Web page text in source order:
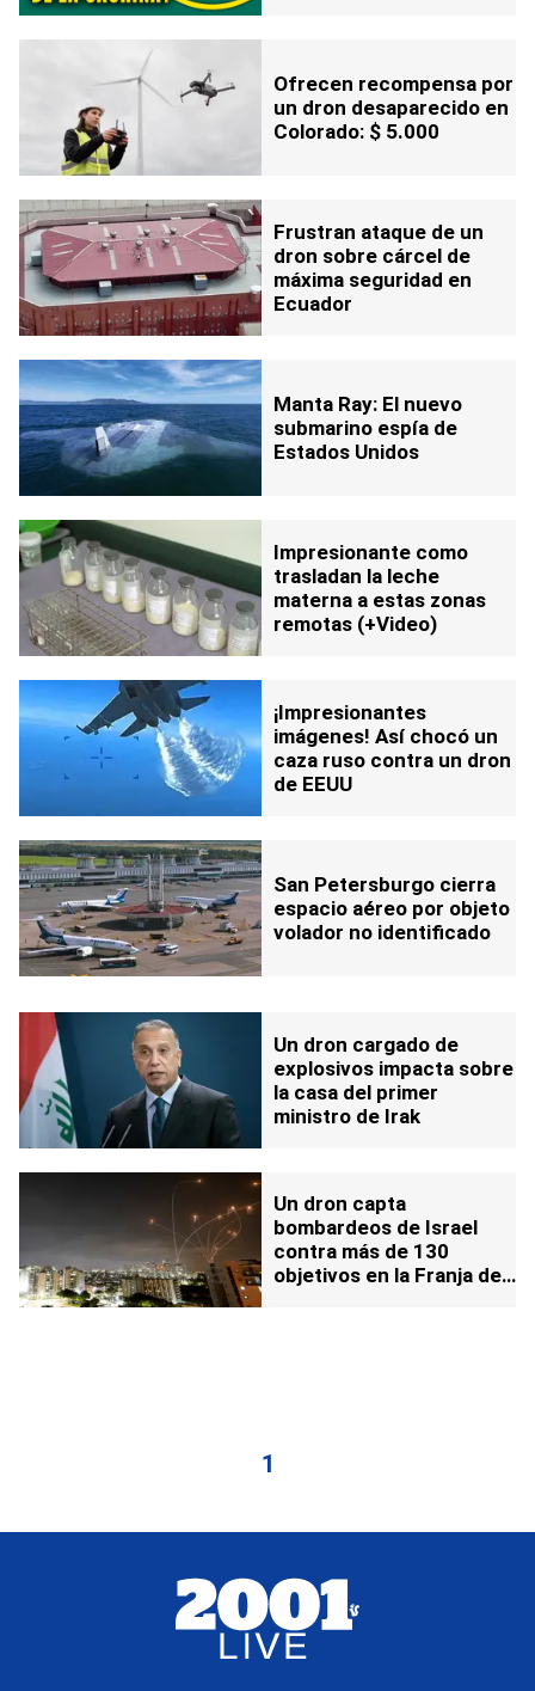
Ofrecen recompensa por
un dron desaparecido en
Colorado: $ 5.000
Frustran ataque de un
dron sobre cárcel de
máxima seguridad en
Ecuador
Manta Ray: El nuevo
submarino espía de
Estados Unidos
Impresionante como
trasladan la leche
materna a estas zonas
remotas (+Video)
¡Impresionantes
imágenes! Así chocó un
caza ruso contra un dron
de EEUU
San Petersburgo cierra
espacio aéreo por objeto
volador no identificado
Un dron cargado de
explosivos impacta sobre
la casa del primer
ministro de Irak
Un dron capta
bombardeos de Israel
contra más de 130
objetivos en la Franja de
1